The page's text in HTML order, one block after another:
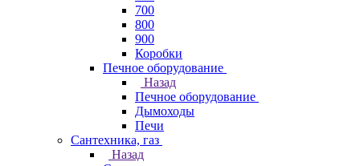
700
800
900
Коробки
Печное оборудование
Назад
Печное оборудование
Дымоходы
Печи
Сантехника, газ
Назад